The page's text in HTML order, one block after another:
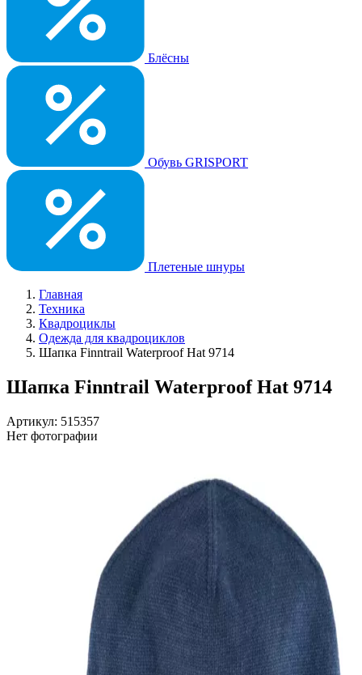
Блёсны
Обувь GRISPORT
Плетеные шнуры
Главная
Техника
Квадроциклы
Одежда для квадроциклов
Шапка Finntrail Waterproof Hat 9714
Шапка Finntrail Waterproof Hat 9714
Артикул: 515357
Нет фотографии